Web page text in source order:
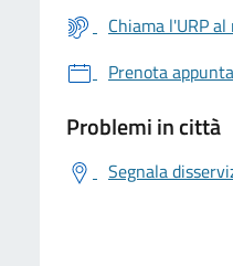
Chiama l'URP
Prenota
Problemi in città
Segnala